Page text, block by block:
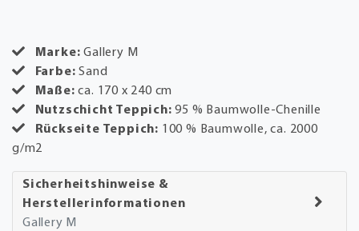
Marke: Gallery M
Farbe: Sand
Maße:ca. 170 x 240 cm
Nutzschicht Teppich:95 % Baumwolle-Chenille
Rückseite Teppich: 100 % Baumwolle, ca. 2000
g/m2
Sicherheitshinweise &
Herstellerinformationen
Gallery M